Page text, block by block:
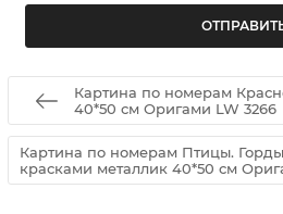
Картина по номерам
40*50 см Оригами LW 3266
Картина по номерам Птицы.
красками металлик 40*50 см